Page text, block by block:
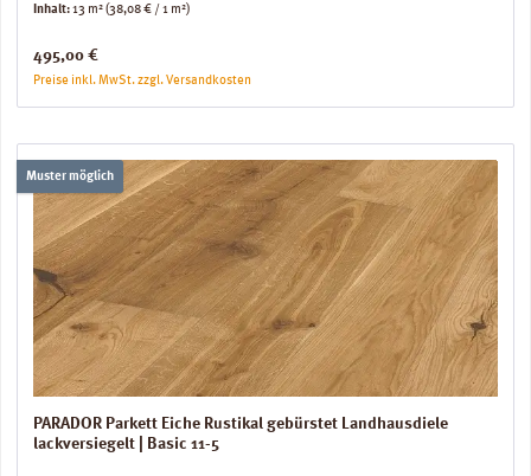
Inhalt:13 m²(38,08 € / 1 m²)
Regulärer Preis:
495,00 €
Preise inkl. MwSt. zzgl. Versandkosten
Muster möglich
PARADOR Parkett Eiche Rustikal gebürstet Landhausdiele
lackversiegelt | Basic 11-5